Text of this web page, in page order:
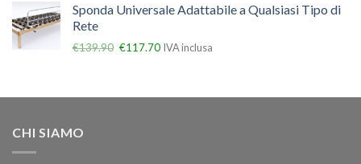
Sponda Universale Adattabile a Qualsiasi Tipo di
Rete
€139.90 €117.70 IVA inclusa
CHI SIAMO